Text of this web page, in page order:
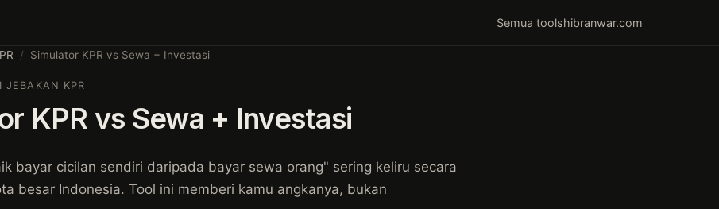
Semua toolshibranwar.com
/ Simulator KPR vs Sewa + Investasi
JEBAKAN KPR
KPR vs Sewa + Investasi
bayar cicilan sendiri daripada bayar sewa orang" sering keliru secara
besar Indonesia. Tool ini memberi kamu angkanya, bukan